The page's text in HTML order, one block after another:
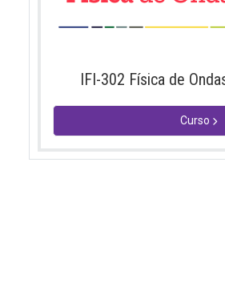
IFI-302 Física de
Curso